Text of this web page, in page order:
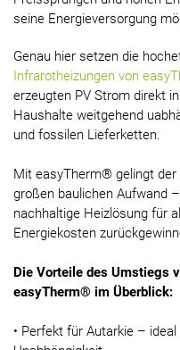
seine Energieversorgung
Genau hier setzen die
Infrarotheizungen von
erzeugten PV Strom direkt
Haushalte weitgehend
und fossilen Lieferketten.
Mit easyTherm® gelingt
großen baulichen Aufwand
nachhaltige Heizlösung für
Energiekosten
Die Vorteile des Umstiegs
easyTherm® im Überblick:
• Perfekt für Autarkie –